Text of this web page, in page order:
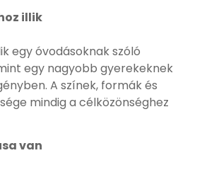
illik
egy óvodásoknak szóló
egy nagyobb gyerekeknek
A színek, formák és
mindig a célközönséghez
van